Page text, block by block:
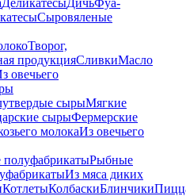
ДеликатесыДичьФуа-
Сыровяленые
Творог,
продукцияСливкиМасло
овечьего
сырыМягкие
сырыФермерские
молокаИз овечьего
Рыбные
Из мяса диких
КотлетыКолбаскиБлинчики